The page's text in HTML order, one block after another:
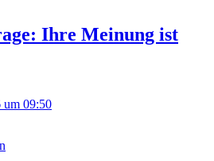
Ihre Meinung ist
um 09:50